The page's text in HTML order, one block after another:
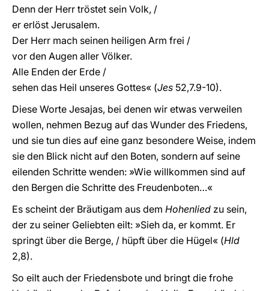
Denn der Herr tröstet sein Volk, /
er erlöst Jerusalem.
Der Herr mach seinen heiligen Arm frei /
vor den Augen aller Völker.
Alle Enden der Erde /
sehen das Heil unseres Gottes« (Jes 52,7.9-10).
Diese Worte Jesajas, bei denen wir etwas verweilen
wollen, nehmen Bezug auf das Wunder des Friedens,
und sie tun dies auf eine ganz besondere Weise, indem
sie den Blick nicht auf den Boten, sondern auf seine
eilenden Schritte wenden: »Wie willkommen sind auf
den Bergen die Schritte des Freudenboten…«
Es scheint der Bräutigam aus dem Hohenlied zu sein,
der zu seiner Geliebten eilt: »Sieh da, er kommt. Er
springt über die Berge, / hüpft über die Hügel« (Hld
2,8).
So eilt auch der Friedensbote und bringt die frohe